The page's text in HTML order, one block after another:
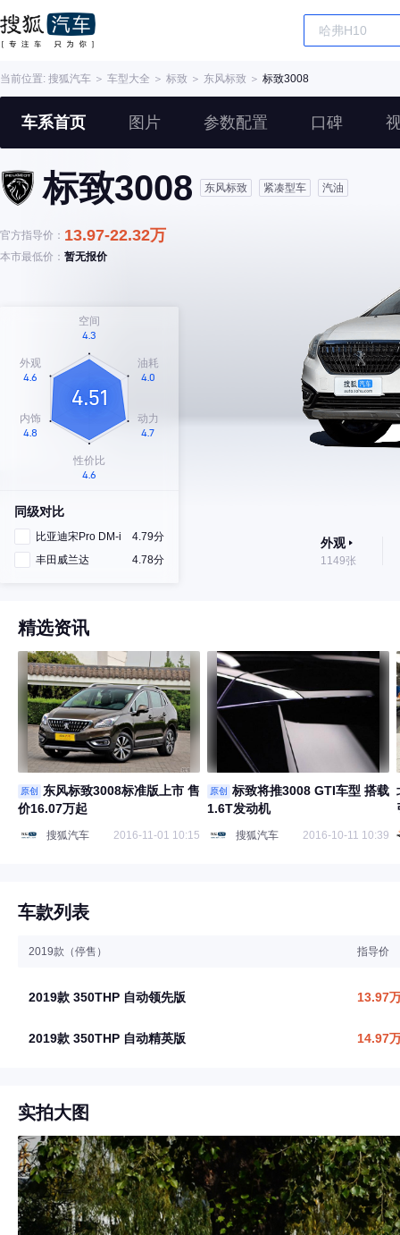
当前位置: 搜狐汽车 ＞ 车型大全 ＞ 标致 ＞ 东风标致 ＞ 标致3008
车系首页 图片 参数配置 口碑
标致3008 东风标致 紧凑型车 汽油
官方指导价： 13.97-22.32万
本市最低价： 暂无报价
同级对比
比亚迪宋Pro DM-i
4.79分
丰田威兰达
4.78分
外观
1149张
精选资讯
原创
东风标致3008标准版上市 售
价16.07万起
搜狐汽车 2016-11-01 10:15
原创
标致将推3008 GTI车型 搭载
1.6T发动机
搜狐汽车 2016-10-11 10:39
车款列表
2019款（停售） 指导价
2019款 350THP 自动领先版 13.97
2019款 350THP 自动精英版 14.97
实拍大图